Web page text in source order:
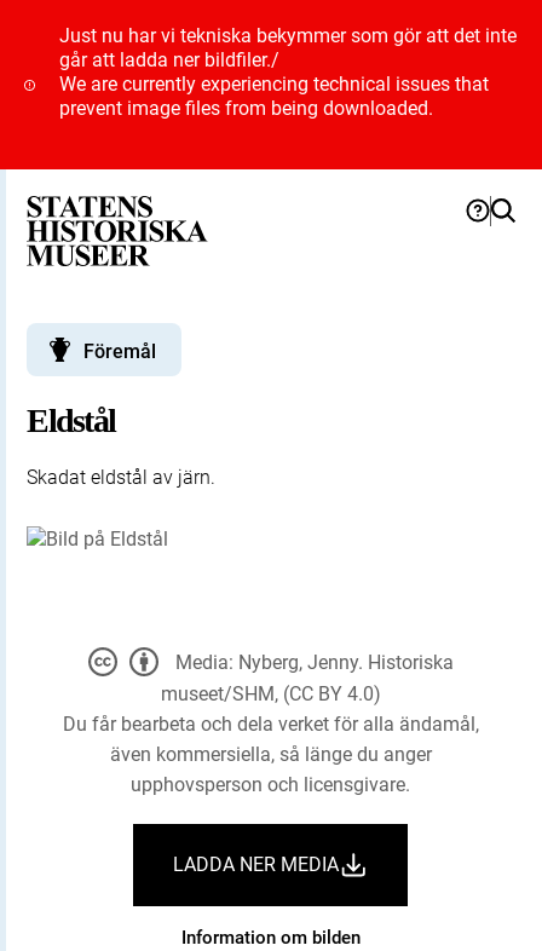
Just nu har vi tekniska bekymmer som gör att det inte
går att ladda ner bildfiler./
We are currently experiencing technical issues that
prevent image files from being downloaded.
Föremål
Eldstål
Skadat eldstål av järn.
Media: Nyberg, Jenny. Historiska
museet/SHM, (CC BY 4.0)
Du får bearbeta och dela verket för alla ändamål,
även kommersiella, så länge du anger
upphovsperson och licensgivare.
LADDA NER MEDIA
Information om bilden